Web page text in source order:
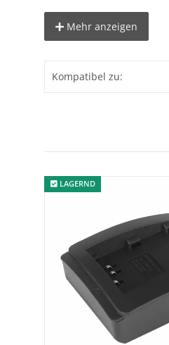
°Typ /Type: Li-Ion
° Kapazität /Capacity
° Abmessungen /
°ersetzt folgenden
1x Akku kompatibel zu
Mehr anzeigen
Kompatibel zu:
LAGERND